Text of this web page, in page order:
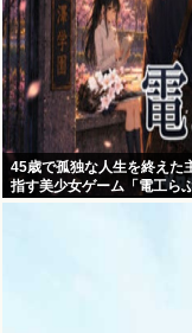
45歳で孤独な人生を終えた
指す美少女ゲーム「電工ら